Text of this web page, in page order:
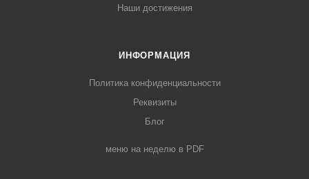
Наши достижения
ИНФОРМАЦИЯ
Политика конфиденциальности
Реквизиты
Блог
меню на неделю в PDF